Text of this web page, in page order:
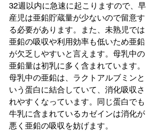
32週以内に急速に起こりますので、早
産児は亜鉛貯蔵量が少ないので留意す
る必要があります。また、未熟児では
亜鉛の吸収や利用効率も低いため亜鉛
が欠乏しやすいと言えます。母乳中の
亜鉛量は初乳に多く含まれています。
母乳中の亜鉛は、ラクトアルブミンと
いう蛋白に結合していて、消化吸収さ
れやすくなっています。同じ蛋白でも
牛乳に含まれているカゼインは消化が
悪く亜鉛の吸収を妨げます。